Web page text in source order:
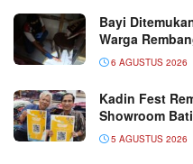
Bayi
Warga
6 AGUSTUS 2026
Kadin Fest
Showroom
5 AGUSTUS 2026